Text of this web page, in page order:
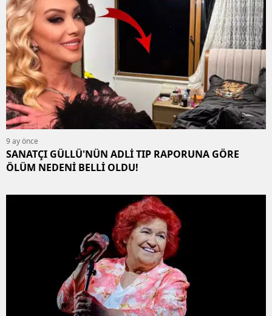
9 ay önce
SANATÇI GÜLLÜ'NÜN ADLİ TIP RAPORUNA GÖRE
ÖLÜM NEDENİ BELLİ OLDU!